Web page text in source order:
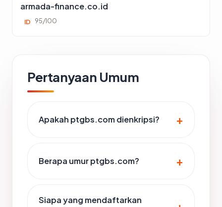
armada-finance.co.id
ID 95/100
Pertanyaan Umum
Apakah ptgbs.com dienkripsi?
Berapa umur ptgbs.com?
Siapa yang mendaftarkan